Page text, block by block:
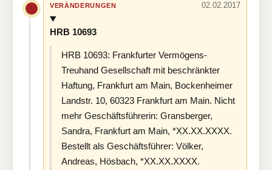
VERÄNDERUNGEN 02.02.2017
HRB 10693
HRB 10693: Frankfurter Vermögens-
Treuhand Gesellschaft mit beschränkter
Haftung, Frankfurt am Main, Bockenheimer
Landstr. 10, 60323 Frankfurt am Main. Nicht
mehr Geschäftsführerin: Gransberger,
Sandra, Frankfurt am Main, *XX.XX.XXXX.
Bestellt als Geschäftsführer: Völker,
Andreas, Hösbach, *XX.XX.XXXX.